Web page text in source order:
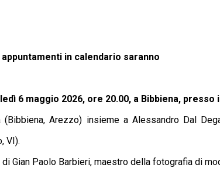
appuntamenti in calendario saranno
6 maggio 2026, ore 20.00, a Bibbiena, presso
(Bibbiena, Arezzo) insieme a Alessandro Dal
VI).
Gian Paolo Barbieri, maestro della fotografia di